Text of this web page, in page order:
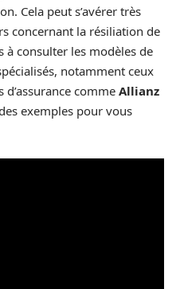
Cela peut s’avérer très
concernant la résiliation de
à consulter les modèles de
notamment ceux
comme Allianz
exemples pour vous